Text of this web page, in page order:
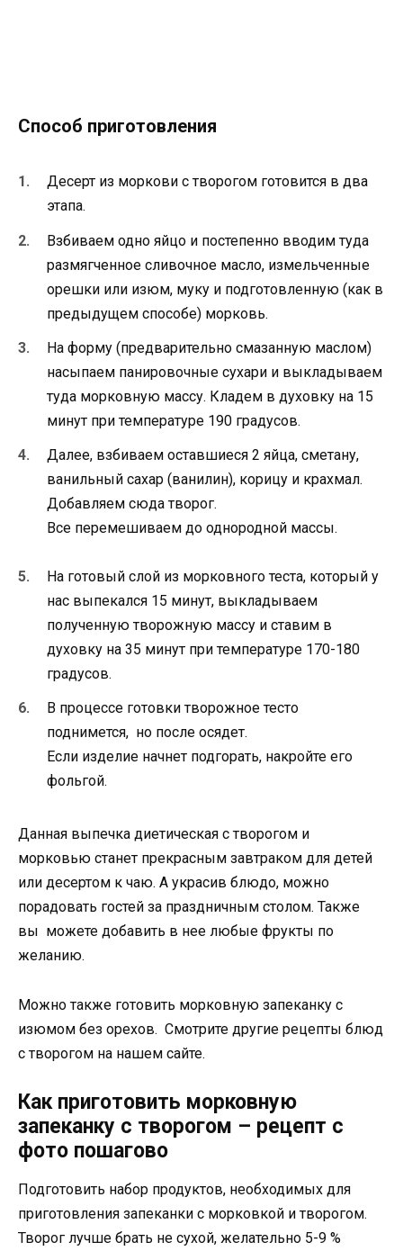
Способ приготовления
Десерт из моркови с творогом готовится в два
этапа.
Взбиваем одно яйцо и постепенно вводим туда
размягченное сливочное масло, измельченные
орешки или изюм, муку и подготовленную (как в
предыдущем способе) морковь.
На форму (предварительно смазанную маслом)
насыпаем панировочные сухари и выкладываем
туда морковную массу. Кладем в духовку на 15
минут при температуре 190 градусов.
Далее, взбиваем оставшиеся 2 яйца, сметану,
ванильный сахар (ванилин), корицу и крахмал.
Добавляем сюда творог.
Все перемешиваем до однородной массы.
На готовый слой из морковного теста, который у
нас выпекался 15 минут, выкладываем
полученную творожную массу и ставим в
духовку на 35 минут при температуре 170-180
градусов.
В процессе готовки творожное тесто
поднимется, но после осядет.
Если изделие начнет подгорать, накройте его
фольгой.
Данная выпечка диетическая с творогом и
морковью станет прекрасным завтраком для детей
или десертом к чаю. А украсив блюдо, можно
порадовать гостей за праздничным столом. Также
вы можете добавить в нее любые фрукты по
желанию.
Можно также готовить морковную запеканку с
изюмом без орехов. Смотрите другие рецепты блюд
с творогом на нашем сайте.
Как приготовить морковную
запеканку с творогом – рецепт с
фото пошагово
Подготовить набор продуктов, необходимых для
приготовления запеканки с морковкой и творогом.
Творог лучше брать не сухой, желательно 5-9 %